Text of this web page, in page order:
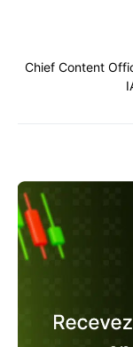
Chief Content